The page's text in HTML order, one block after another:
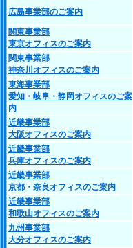
広島事業部のご案内
関東事業部
東京オフィスのご案内
関東事業部
神奈川オフィスのご案内
東海事業部
愛知・岐阜・静岡オフィスのご案
内
近畿事業部
大阪オフィスのご案内
近畿事業部
兵庫オフィスのご案内
近畿事業部
京都・奈良オフィスのご案内
近畿事業部
和歌山オフィスのご案内
九州事業部
大分オフィスのご案内